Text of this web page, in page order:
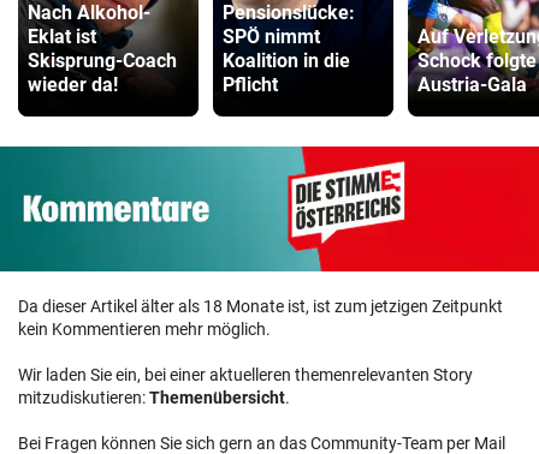
Nach Alkohol-
Eklat ist
Skisprung-Coach
wieder da!
Pensionslücke:
SPÖ nimmt
Koalition in die
Pflicht
Auf
Schock
Austria-Gala
Da dieser Artikel älter als 18 Monate ist, ist zum jetzigen Zeitpunkt
kein Kommentieren mehr möglich.
Wir laden Sie ein, bei einer aktuelleren themenrelevanten Story
mitzudiskutieren:Themenübersicht.
Bei Fragen können Sie sich gern an das Community-Team per Mail